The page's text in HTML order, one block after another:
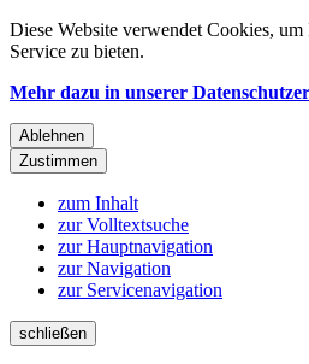
Diese Website verwendet Cookies, um
Service zu bieten.
Mehr dazu in unserer
Ablehnen
Zustimmen
zum Inhalt
zur Volltextsuche
zur Hauptnavigation
zur Navigation
zur Servicenavigation
schließen